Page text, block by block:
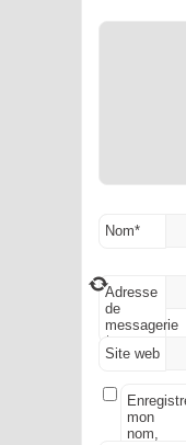
Nom*
Adresse
de
messagerie
*
Site web
mon
nom,